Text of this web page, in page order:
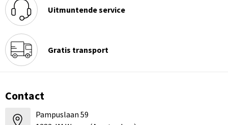
Uitmuntende service
Gratis transport
Contact
Pampuslaan 59